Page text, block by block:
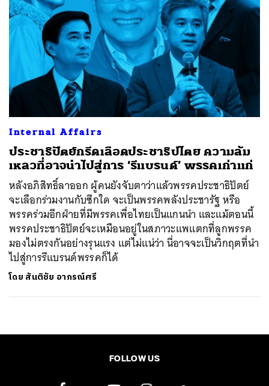
Internal Affairs
ประชาธิปัตย์กรีดเลือดประชาธิปไตย ความล้ม
เหลวที่อาจนำไปสู่การ ‘รีแบรนด์’ พรรคเก่าแก่
หลังอภิสิทธิ์ลาออก ผู้คนยังจับตาว่าแล้วพรรคประชาธิปัตย์
จะเลือกร่วมงานกับซีกใด จะเป็นพรรคพลังประชารัฐ หรือ
พรรคร่วมอีกฝ่ายที่มีพรรคเพื่อไทยเป็นแกนนำ และแม้ตอนนี้
พรรคประชาธิปัตย์จะเหมือนอยู่ในสภาวะแพแตกที่ลูกพรรค
มองไม่ตรงกันอย่างรุนแรง แต่ไม่แน่ว่า นี่อาจจะเป็นวิกฤตที่นำ
ไปสู่การรีแบรนด์พรรคก็ได้
โดย สันติชัย อาภรณ์ศรี
FOLLOW US